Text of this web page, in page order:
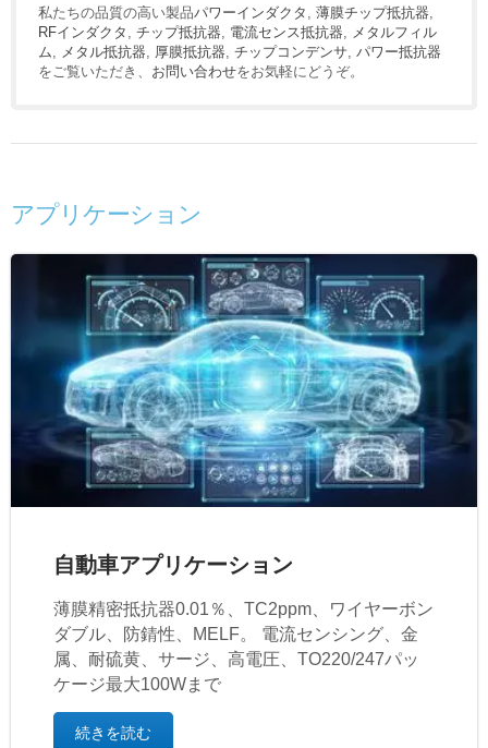
私たちの品質の高い製品パワーインダクタ , 薄膜チップ抵抗器,
RFインダクタ , チップ抵抗器, 電流センス抵抗器, メタルフィル
ム, メタル抵抗器, 厚膜抵抗器, チップコンデンサ, パワー抵抗器
をご覧いただき、 お問い合わせをお気軽にどうぞ。
アプリケーション
自動車アプリケーション
薄膜精密抵抗器0.01％、TC2ppm、ワイヤーボン
ダブル、防錆性、MELF。 電流センシング、金
属、耐硫黄、サージ、高電圧、TO220/247パッ
ケージ最大100Wまで
続きを読む